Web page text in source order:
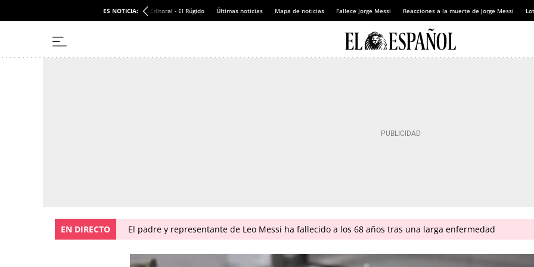
ES NOTICIA: Editoral - El Rúgido Últimas noticias Mapa de noticias Fallece Jorge Messi Reacciones a la muerte de Jorge Messi
EN DIRECTO El padre y representante de Leo Messi ha fallecido a los 68 años tras una larga enfermedad